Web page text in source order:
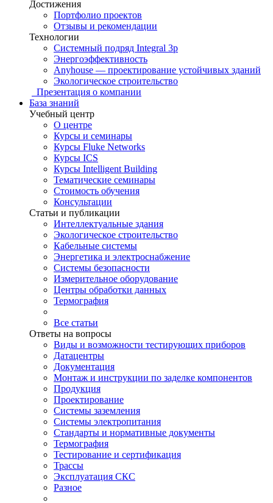
Достижения
Портфолио проектов
Отзывы и рекомендации
Технологии
Системный подряд Integral 3p
Энергоэффективность
Anyhouse — проектирование устойчивых зданий
Экологическое строительство
Презентация о компании
База знаний
Учебный центр
О центре
Курсы и семинары
Курсы Fluke Networks
Курсы ICS
Курсы Intelligent Building
Тематические семинары
Стоимость обучения
Консультации
Статьи и публикации
Интеллектуальные здания
Экологическое строительство
Кабельные системы
Энергетика и электроснабжение
Системы безопасности
Измерительное оборудование
Центры обработки данных
Термография
Все статьи
Ответы на вопросы
Виды и возможности тестирующих приборов
Датацентры
Документация
Монтаж и инструкции по заделке компонентов
Продукция
Проектирование
Системы заземления
Системы электропитания
Стандарты и нормативные документы
Термография
Тестирование и сертификация
Трассы
Эксплуатация СКС
Разное